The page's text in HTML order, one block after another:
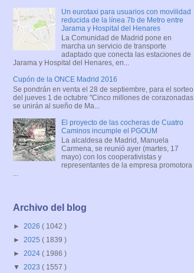
Un eurotaxi para usuarios con movilidad
reducida de la línea 7b de Metro entre
Jarama y Hospital del Henares
La Comunidad de Madrid pone en
marcha un servicio de transporte
adaptado que conecta las estaciones de
Jarama y Hospital del Henares, en...
Cupón de la ONCE Madrid 2016
Se pondrán en venta el 28 de septiembre, para el sorteo
del jueves 1 de octubre "Cinco millones de corazonadas
se unirán al sueño de Ma...
El proyecto de las cocheras de Cuatro
Caminos incumple el PGOUM
La alcaldesa de Madrid, Manuela
Carmena, se reunió ayer (martes, 17
mayo) con los cooperativistas y
representantes de la empresa promotora
...
Archivo del blog
► 2026 ( 1042 )
► 2025 ( 1839 )
► 2024 ( 1986 )
▼ 2023 ( 1557 )